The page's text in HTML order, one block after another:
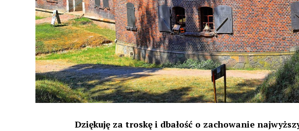
Dziękuję za troskę i dbałość o zachowanie